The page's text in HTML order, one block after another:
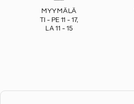
MYYMÄLÄ
TI - PE 11 - 17,
LA 11 - 15